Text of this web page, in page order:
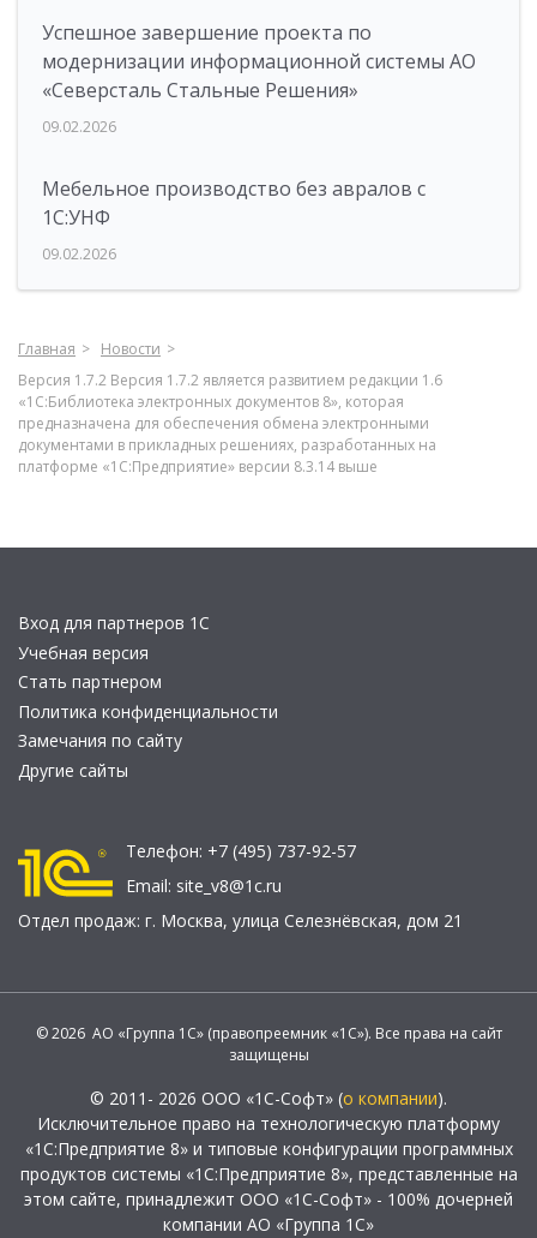
Успешное завершение проекта по
модернизации информационной системы АО
«Северсталь Стальные Решения»
09.02.2026
Мебельное производство без авралов с
1С:УНФ
09.02.2026
Главная
Новости
Версия 1.7.2 Версия 1.7.2 является развитием редакции 1.6
«1С:Библиотека электронных документов 8», которая
предназначена для обеспечения обмена электронными
документами в прикладных решениях, разработанных на
платформе «1С:Предприятие» версии 8.3.14 выше
Вход для партнеров 1С
Учебная версия
Стать партнером
Политика конфиденциальности
Замечания по сайту
Другие сайты
Телефон: +7 (495) 737-92-57
Email: site_v8@1c.ru
Отдел продаж: г. Москва, улица Селезнёвская, дом 21
© 2026 АО «Группа 1С» (правопреемник «1С»). Все права на сайт
защищены
© 2011- 2026 ООО «1С-Софт» (о компании).
Исключительное право на технологическую платформу
«1С:Предприятие 8» и типовые конфигурации программных
продуктов системы «1С:Предприятие 8», представленные на
этом сайте, принадлежит ООО «1С-Софт» - 100% дочерней
компании АО «Группа 1С»